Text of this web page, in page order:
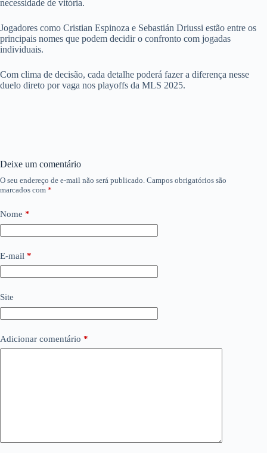
necessidade de vitória.
Jogadores como Cristian Espinoza e Sebastián Driussi estão entre os
principais nomes que podem decidir o confronto com jogadas
individuais.
Com clima de decisão, cada detalhe poderá fazer a diferença nesse
duelo direto por vaga nos playoffs da MLS 2025.
Deixe um comentário
O seu endereço de e-mail não será publicado. Campos obrigatórios são
marcados com *
Nome *
E-mail *
Site
Adicionar comentário *